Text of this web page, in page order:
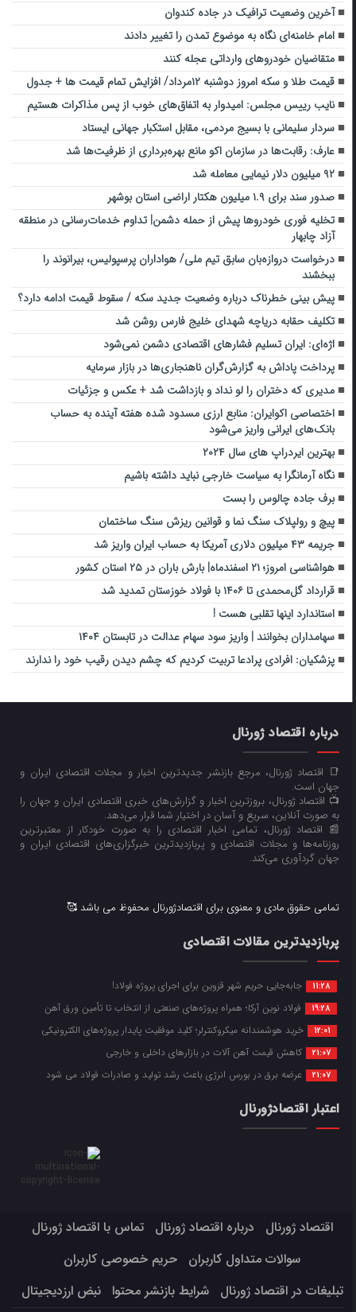
آخرین وضعیت ترافیک در جاده کندوان
امام خامنه‌ای نگاه به موضوع تمدن را تغییر دادند
متقاضیان خودروهای وارداتی عجله کنند
قیمت طلا و سکه امروز دوشنبه ۱۲مرداد/ افزایش تمام قیمت ها + جدول
نایب رییس مجلس: امیدوار به اتفاق‌های خوب از پس مذاکرات هستیم
سردار سلیمانی با بسیج مردمی، مقابل استکبار جهانی ایستاد
عارف: رقابت‌ها در سازمان اکو مانع بهره‌برداری از ظرفیت‌ها شد
۹۲ میلیون دلار نیمایی معامله شد
صدور سند برای ۱.۹ میلیون هکتار اراضی استان بوشهر
تخلیه فوری خودروها پیش از حمله دشمن| تداوم خدمات‌رسانی در منطقه
آزاد چابهار
درخواست دروازه‌بان سابق تیم ملی/ هواداران پرسپولیس، بیرانوند را
ببخشند
پیش بینی خطرناک درباره وضعیت جدید سکه / سقوط قیمت ادامه دارد؟
تکلیف حقابه‌ دریاچه شهدای خلیج فارس روشن شد
اژه‌ای: ایران تسلیم فشارهای اقتصادی دشمن نمی‌شود
پرداخت پاداش به گزارش‌گران ناهنجاری‌ها در بازار سرمایه
مدیری که دختران را لو نداد و بازداشت شد + عکس و جزئیات
اختصاصی اکوایران: منابع ارزی مسدود شده هفته آینده به حساب
بانک‌های ایرانی واریز می‌شود
بهترین ایردراپ های سال ۲۰۲۴
نگاه آرمانگرا به سیاست خارجی نباید داشته باشیم
برف جاده چالوس را بست
پیچ و رولپلاک سنگ نما و قوانین ریزش سنگ ساختمان
جریمه ۴۳ میلیون دلاری آمریکا به حساب ایران واریز شد
هواشناسی امروز؛ ۲۱ اسفندماه| بارش باران در ۲۵ استان کشور
قرارداد گل‌محمدی تا ۱۴۰۶ با فولاد خوزستان تمدید شد
استاندارد اینها تقلبی هست !
سهامداران بخوانند | واریز سود سهام عدالت در تابستان ۱۴۰۴
پزشکیان: افرادی پرادعا تربیت کردیم که چشم دیدن رقیب خود را ندارند
درباره اقتصاد ژورنال
📑 اقتصاد ژورنال، مرجع بازنشر جدیدترین اخبار و مجلات اقتصادی ایران و
جهان است.
📺 اقتصاد ژورنال، بروزترین اخبار و گزارش‌های خبری اقتصادی ایران و جهان را
به صورت آنلاین، سریع و آسان در اختیار شما قرار می‌‌دهد.
📰 اقتصاد ژورنال، تمامی اخبار اقتصادی را به صورت خودکار از معتبرترین
روزنامه‌ها و مجلات اقتصادی و پربازدیدترین خبرگزاری‌های اقتصادی ایران و
جهان گردآوری می‌کند.
تمامی حقوق مادی و معنوی برای اقتصادژورنال محفوظ می باشد 🥰
پربازدیدترین مقالات اقتصادی
11:28 جابه‌جایی حریم شهر قزوین برای اجرای پروژه فولاد!
19:28 فولاد نوین آرکا؛ همراه پروژه‌های صنعتی از انتخاب تا تأمین ورق آهن
12:01 خرید هوشمندانه میکروکنترلر؛ کلید موفقیت پایدار پروژه‌های الکترونیکی
21:07 کاهش قیمت آهن آلات در بازارهای داخلی و خارجی
21:07 عرضه برق در بورس انرژی باعث رشد تولید و صادرات فولاد می شود
اعتبار اقتصادژورنال
اقتصاد ژورنال درباره اقتصاد ژورنال
تماس با اقتصاد ژورنال
سوالات متداول کاربران
حریم خصوصی کاربران
تبلیغات در اقتصاد ژورنال
شرایط بازنشر محتوا نبض ارزدیجیتال